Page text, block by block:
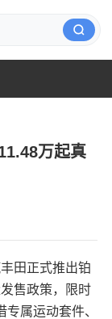
万起真
田正式推出铂
售政策，限时
属运动套件、